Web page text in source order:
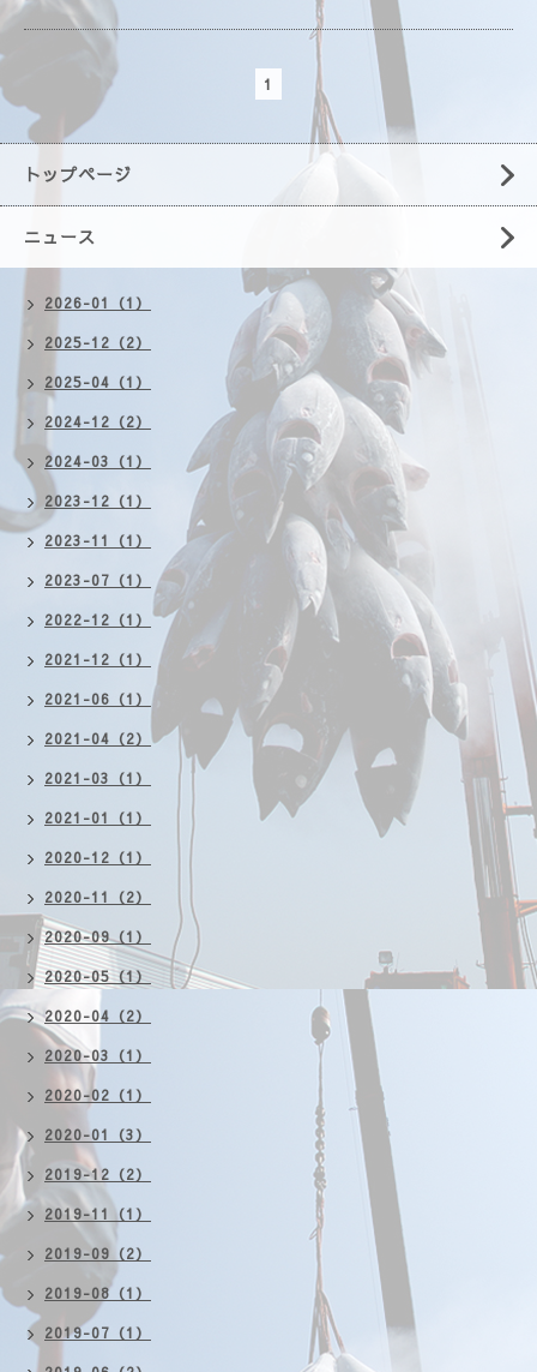
1
トップページ
ニュース
2026-01（1）
2025-12（2）
2025-04（1）
2024-12（2）
2024-03（1）
2023-12（1）
2023-11（1）
2023-07（1）
2022-12（1）
2021-12（1）
2021-06（1）
2021-04（2）
2021-03（1）
2021-01（1）
2020-12（1）
2020-11（2）
2020-09（1）
2020-05（1）
2020-04（2）
2020-03（1）
2020-02（1）
2020-01（3）
2019-12（2）
2019-11（1）
2019-09（2）
2019-08（1）
2019-07（1）